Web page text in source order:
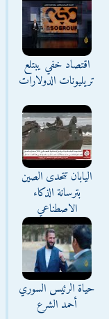
اقتصاد خفي يبتلع
تريليونات الدولارات
اليابان تتحدى الصين
بترسانة الذكاء
الاصطناعي
حياة الرئيس السوري
أحمد الشرع